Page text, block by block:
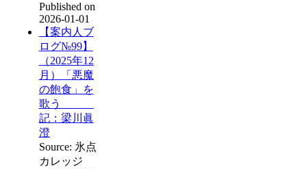
Published on
2026-01-01
【案内人ブ
ログ№99】
（2025年12
月）「悪魔
の飽食」を
歌う
記：梁川眞
澄
Source: 氷点
カレッジ